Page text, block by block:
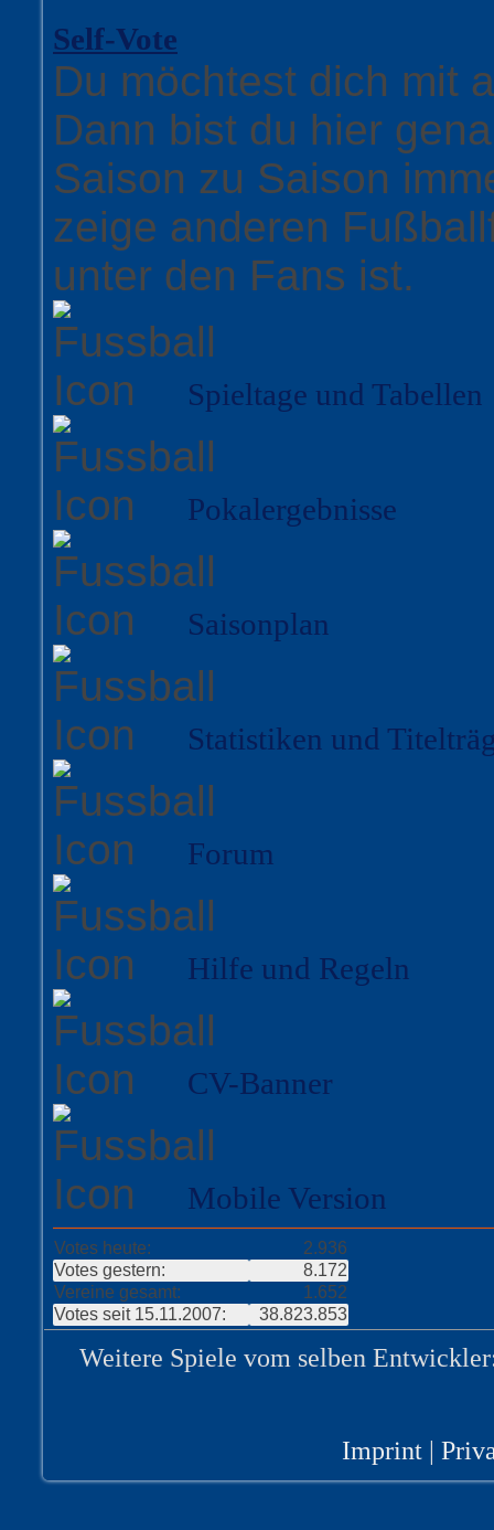
Self-Vote
Du möchtest dich mit
Dann bist du hier
Saison zu Saison
zeige anderen
unter den Fans ist.
Spieltage und Tabellen
Pokalergebnisse
Saisonplan
Statistiken und
Forum
Hilfe und Regeln
CV-Banner
Mobile Version
Votes heute:
2.936
Votes gestern:
8.172
Vereine gesamt:
1.652
Votes seit 15.11.2007:
38.823.853
Weitere Spiele vom selben
Imprint|